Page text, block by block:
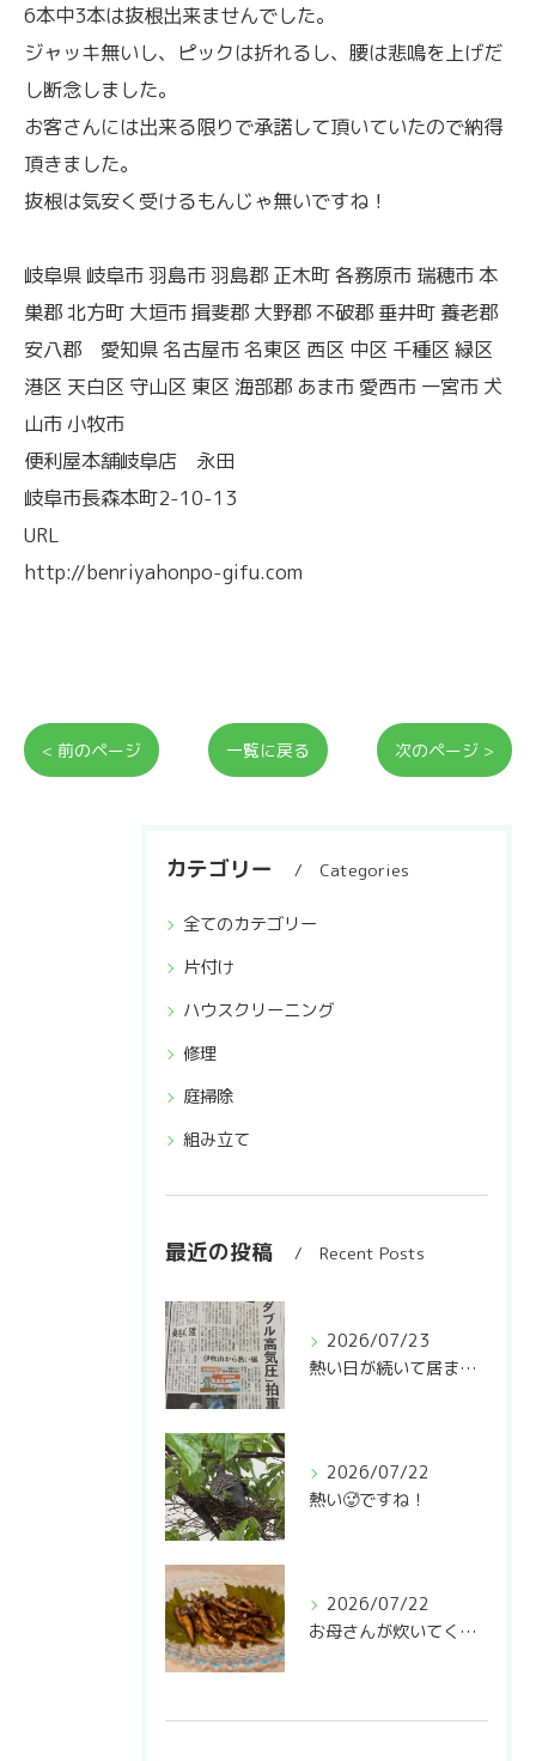
6本中3本は抜根出来ませんでした。
ジャッキ無いし、ピックは折れるし、腰は悲鳴を上げだ
し断念しました。
お客さんには出来る限りで承諾して頂いていたので納得
頂きました。
抜根は気安く受けるもんじゃ無いですね！
岐阜県 岐阜市 羽島市 羽島郡 正木町 各務原市 瑞穂市 本
巣郡 北方町 大垣市 揖斐郡 大野郡 不破郡 垂井町 養老郡
安八郡 愛知県 名古屋市 名東区 西区 中区 千種区 緑区
港区 天白区 守山区 東区 海部郡 あま市 愛西市 一宮市 犬
山市 小牧市
便利屋本舗岐阜店 永田
岐阜市長森本町2-10-13
URL
http://benriyahonpo-gifu.com
< 前のページ 一覧に戻る 次のページ >
カテゴリー Categories
全てのカテゴリー
片付け
ハウスクリーニング
修理
庭掃除
組み立て
最近の投稿 Recent Posts
2026/07/23
熱い日が続いて居ますね🥵
2026/07/22
熱い🥵ですね！
2026/07/22
お母さんが炊いてくれた稚鮎の甘露煮❣️